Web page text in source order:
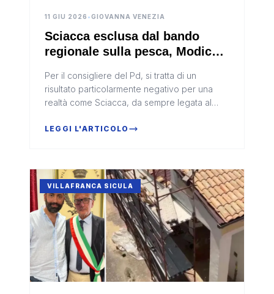
11 GIU 2026 •GIOVANNA VENEZIA
Sciacca esclusa dal bando
regionale sulla pesca, Modica
per Sciacca"
Per il consigliere del Pd, si tratta di un
risultato particolarmente negativo per una
realtà come Sciacca, da sempre legata al
LEGGI L'ARTICOLO
VILLAFRANCA SICULA